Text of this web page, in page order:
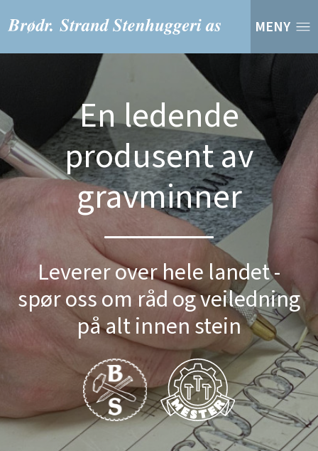
MENY
En ledende
produsent av
gravminner
Leverer over hele landet -
spør oss om råd og veiledning
på alt innen stein